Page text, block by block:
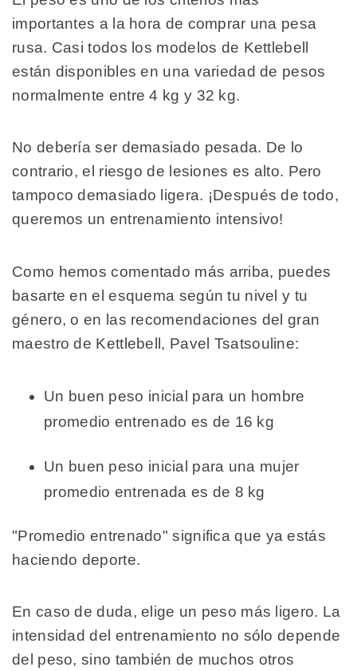
importantes a la hora de comprar una pesa
rusa. Casi todos los modelos de Kettlebell
están disponibles en una variedad de pesos
normalmente entre 4 kg y 32 kg.
No debería ser demasiado pesada. De lo
contrario, el riesgo de lesiones es alto. Pero
tampoco demasiado ligera. ¡Después de todo,
queremos un entrenamiento intensivo!
Como hemos comentado más arriba, puedes
basarte en el esquema según tu nivel y tu
género, o en las recomendaciones del gran
maestro de Kettlebell, Pavel Tsatsouline:
Un buen peso inicial para un hombre
promedio entrenado es de 16 kg
Un buen peso inicial para una mujer
promedio entrenada es de 8 kg
"Promedio entrenado" significa que ya estás
haciendo deporte.
En caso de duda, elige un peso más ligero. La
intensidad del entrenamiento no sólo depende
del peso, sino también de muchos otros